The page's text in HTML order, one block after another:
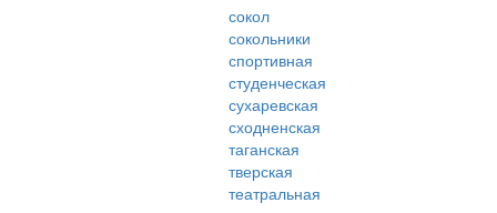
сокол
сокольники
спортивная
студенческая
сухаревская
сходненская
таганская
тверская
театральная